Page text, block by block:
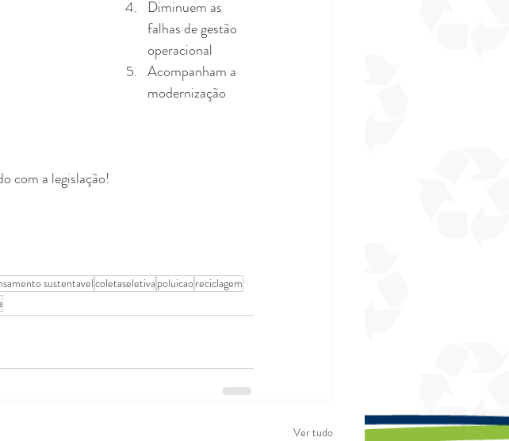
Diminuem as
falhas de gestão
operacional
Acompanham a
modernização
com a legislação!
sustentavelcoletaseletiva poluicaoreciclagem
Ver tudo